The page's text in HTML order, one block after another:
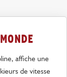
affiche une
de vitesse